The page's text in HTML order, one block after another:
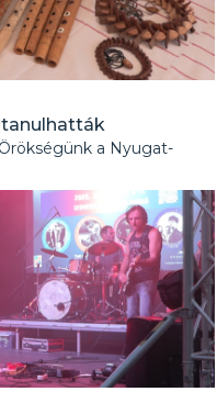
a Nyugat-